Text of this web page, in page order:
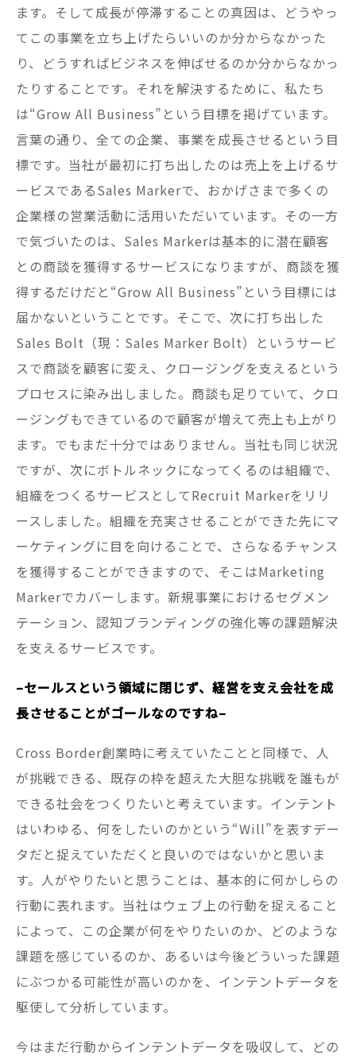
ます。そして成長が停滞することの真因は、どうやっ
てこの事業を立ち上げたらいいのか分からなかった
り、どうすればビジネスを伸ばせるのか分からなかっ
たりすることです。それを解決するために、私たち
は“Grow All Business”という目標を掲げています。
言葉の通り、全ての企業、事業を成長させるという目
標です。当社が最初に打ち出したのは売上を上げるサ
ービスであるSales Markerで、おかげさまで多くの
企業様の営業活動に活用いただいています。その一方
で気づいたのは、Sales Markerは基本的に潜在顧客
との商談を獲得するサービスになりますが、商談を獲
得するだけだと“Grow All Business”という目標には
届かないということです。そこで、次に打ち出した
Sales Bolt（現：Sales Marker Bolt）というサービ
スで商談を顧客に変え、クロージングを支えるという
プロセスに染み出しました。商談も足りていて、クロ
ージングもできているので顧客が増えて売上も上がり
ます。でもまだ十分ではありません。当社も同じ状況
ですが、次にボトルネックになってくるのは組織で、
組織をつくるサービスとしてRecruit Markerをリリ
ースしました。組織を充実させることができた先にマ
ーケティングに目を向けることで、さらなるチャンス
を獲得することができますので、そこはMarketing
Markerでカバーします。新規事業におけるセグメン
テーション、認知ブランディングの強化等の課題解決
を支えるサービスです。
–セールスという領域に閉じず、経営を支え会社を成
長させることがゴールなのですね–
Cross Border創業時に考えていたことと同様で、人
が挑戦できる、既存の枠を超えた大胆な挑戦を誰もが
できる社会をつくりたいと考えています。インテント
はいわゆる、何をしたいのかという“Will”を表すデー
タだと捉えていただくと良いのではないかと思いま
す。人がやりたいと思うことは、基本的に何かしらの
行動に表れます。当社はウェブ上の行動を捉えること
によって、この企業が何をやりたいのか、どのような
課題を感じているのか、あるいは今後どういった課題
にぶつかる可能性が高いのかを、インテントデータを
駆使して分析しています。
今はまだ行動からインテントデータを吸収して、どの